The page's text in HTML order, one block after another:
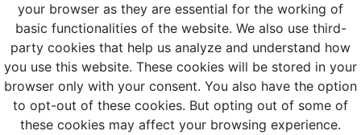
your browser as they are essential for the working of
basic functionalities of the website. We also use third-
party cookies that help us analyze and understand how
you use this website. These cookies will be stored in your
browser only with your consent. You also have the option
to opt-out of these cookies. But opting out of some of
these cookies may affect your browsing experience.